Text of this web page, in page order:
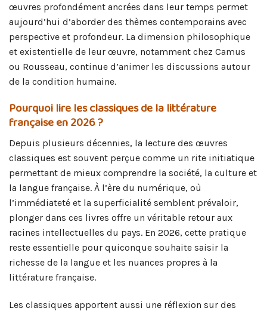
œuvres profondément ancrées dans leur temps permet
aujourd’hui d’aborder des thèmes contemporains avec
perspective et profondeur. La dimension philosophique
et existentielle de leur œuvre, notamment chez Camus
ou Rousseau, continue d’animer les discussions autour
de la condition humaine.
Pourquoi lire les classiques de la littérature
française en 2026 ?
Depuis plusieurs décennies, la lecture des œuvres
classiques est souvent perçue comme un rite initiatique
permettant de mieux comprendre la société, la culture et
la langue française. À l’ère du numérique, où
l’immédiateté et la superficialité semblent prévaloir,
plonger dans ces livres offre un véritable retour aux
racines intellectuelles du pays. En 2026, cette pratique
reste essentielle pour quiconque souhaite saisir la
richesse de la langue et les nuances propres à la
littérature française.
Les classiques apportent aussi une réflexion sur des